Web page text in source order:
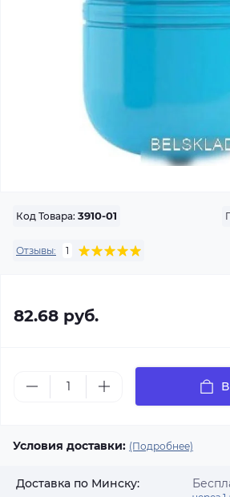
Код Товара: 3910-01
Отзывы: 1
82.68 руб.
Условия доставки: (Подробнее)
Доставка по Минску: